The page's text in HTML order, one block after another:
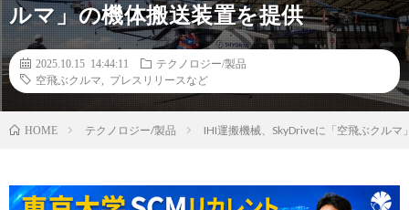
ルマ」の機体搬送装置を提供
2025.10.15 14:44:11
テクノロジー/製品
空飛ぶクルマ
プレスリリースなど
HOME テクノロジー/製品 IHI運搬機械、SkyDriveに「空飛ぶクルマ